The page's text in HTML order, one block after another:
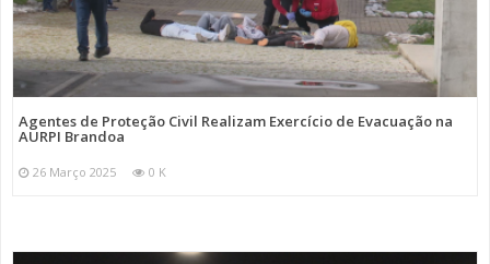
Agentes de Proteção Civil Realizam Exercício de Evacuação na
AURPI Brandoa
26 Março 2025 0 K